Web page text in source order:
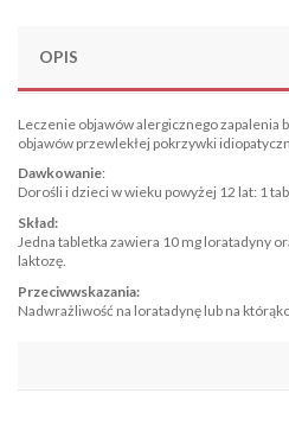
OPIS
Leczenie objawów alergicznego zapalenia
objawów przewlekłej pokrzywki
Dawkowanie:
Dorośli i dzieci w wieku powyżej 12 lat: 1
Skład:
Jedna tabletka zawiera 10 mg loratadyny
laktozę.
Przeciwwskazania:
Nadwrażliwość na loratadynę lub na